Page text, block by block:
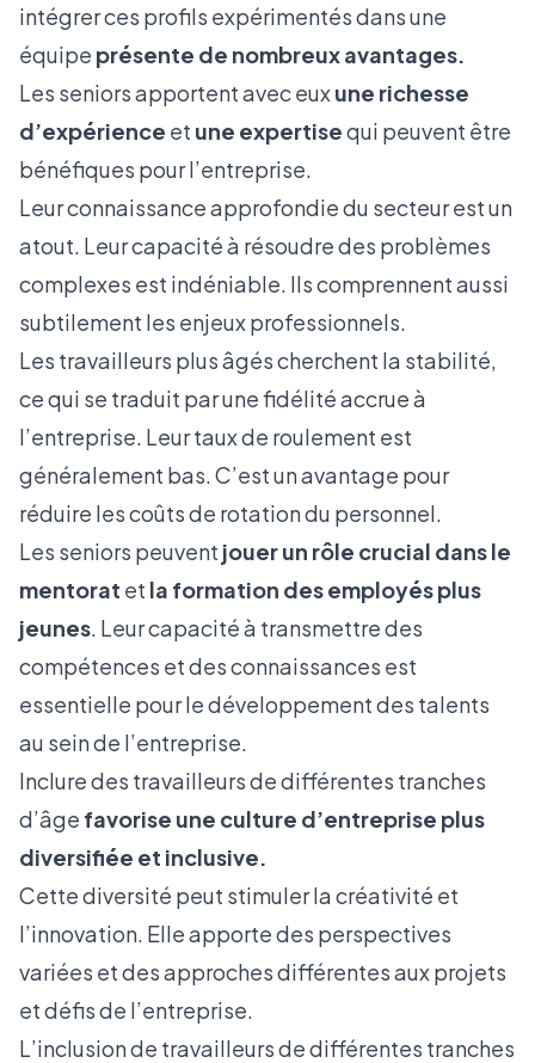
intégrer ces profils expérimentés dans une
équipe présente de nombreux avantages.
Les seniors apportent avec euxune richesse
d’expérience et une expertisequi peuvent être
bénéfiques pour l’entreprise.
Leur connaissance approfondie du secteur est un
atout. Leur capacité à résoudre des problèmes
complexes est indéniable. Ils comprennent aussi
subtilement les enjeux professionnels.
Les travailleurs plus âgés cherchent la stabilité,
ce qui se traduit par une fidélité accrue à
l’entreprise. Leur taux de roulement est
généralement bas. C’est un avantage pour
réduire les coûts de rotation du personnel.
Les seniors peuvent jouer un rôle crucial dans le
mentorat et la formation des employés plus
jeunes. Leur capacité à transmettre des
compétences et des connaissances est
essentielle pour le développement des talents
au sein de l’entreprise.
Inclure des travailleurs de différentes tranches
d’âge favorise une culture d’entreprise plus
diversifiée et inclusive.
Cette diversité peut stimuler la créativité et
l’innovation. Elle apporte des perspectives
variées et des approches différentes aux projets
et défis de l’entreprise.
L’inclusion de travailleurs de différentes tranches